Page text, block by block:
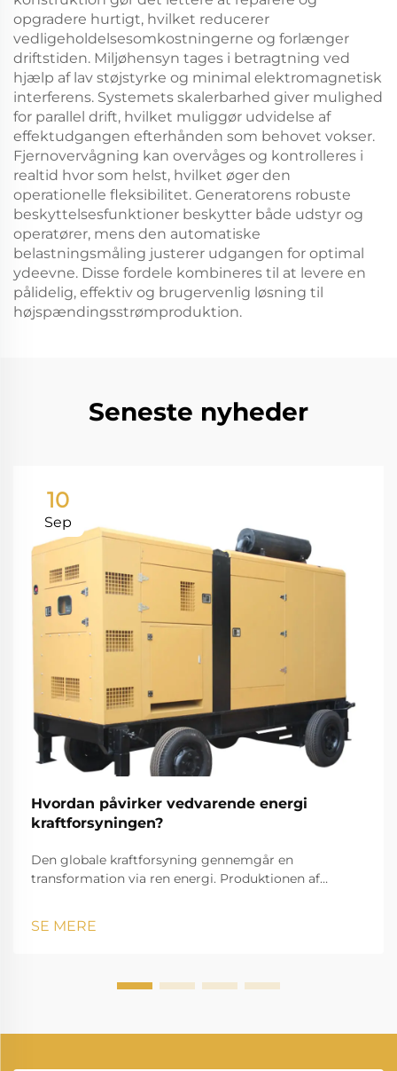
opgradere hurtigt, hvilket reducerer
vedligeholdelsesomkostningerne og forlænger
driftstiden. Miljøhensyn tages i betragtning ved
hjælp af lav støjstyrke og minimal elektromagnetisk
interferens. Systemets skalerbarhed giver mulighed
for parallel drift, hvilket muliggør udvidelse af
effektudgangen efterhånden som behovet vokser.
Fjernovervågning kan overvåges og kontrolleres i
realtid hvor som helst, hvilket øger den
operationelle fleksibilitet. Generatorens robuste
beskyttelsesfunktioner beskytter både udstyr og
operatører, mens den automatiske
belastningsmåling justerer udgangen for optimal
ydeevne. Disse fordele kombineres til at levere en
pålidelig, effektiv og brugervenlig løsning til
højspændingsstrømproduktion.
Seneste nyheder
10
Sep
Hvordan påvirker vedvarende energi
kraftforsyningen?
Den globale kraftforsyning gennemgår en
transformation via ren energi. Produktionen af
producerer og forbruger strøm. Denne udvikling
SE MERE